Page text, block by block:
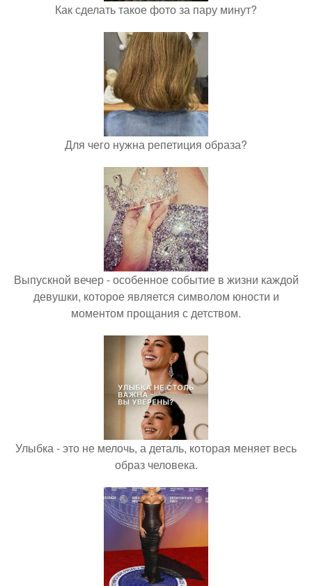
Как сделать такое фото за пару минут?
Для чего нужна репетиция образа?
Выпускной вечер - особенное событие в жизни каждой
девушки, которое является символом юности и
моментом прощания с детством.
Улыбка - это не мелочь, а деталь, которая меняет весь
образ человека.